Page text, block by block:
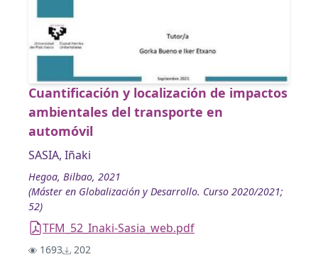
Cuantificación y localización de impactos
ambientales del transporte en
automóvil
SASIA, Iñaki
Hegoa, Bilbao, 2021
(Máster en Globalización y Desarrollo. Curso 2020/2021;
52)
TFM_52_Inaki-Sasia_web.pdf
1693 202